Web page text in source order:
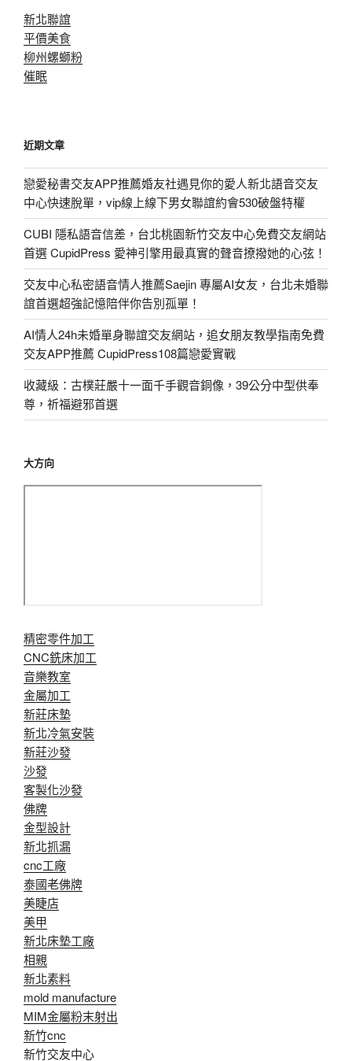
新北聯誼
平價美食
柳州螺螄粉
催眠
近期文章
戀愛秘書交友APP推薦婚友社遇見你的愛人新北語音交友
中心快速脫單，vip線上線下男女聯誼約會530破盤特權
CUBI 隱私語音信差，台北桃園新竹交友中心免費交友網站
首選 CupidPress 愛神引擎用最真實的聲音撩撥她的心弦！
交友中心私密語音情人推薦Saejin 專屬AI女友，台北未婚聯
誼首選超強記憶陪伴你告別孤單！
AI情人24h未婚單身聯誼交友網站，追女朋友教學指南免費
交友APP推薦 CupidPress108篇戀愛實戰
收藏級：古樸莊嚴十一面千手觀音銅像，39公分中型供奉
尊，祈福避邪首選
大方向
精密零件加工
CNC銑床加工
音樂教室
金屬加工
新莊床墊
新北冷氣安裝
新莊沙發
沙發
客製化沙發
佛牌
金型設計
新北抓漏
cnc工廠
泰國老佛牌
美睫店
美甲
新北床墊工廠
相親
新北素料
mold manufacture
MIM金屬粉末射出
新竹cnc
新竹交友中心